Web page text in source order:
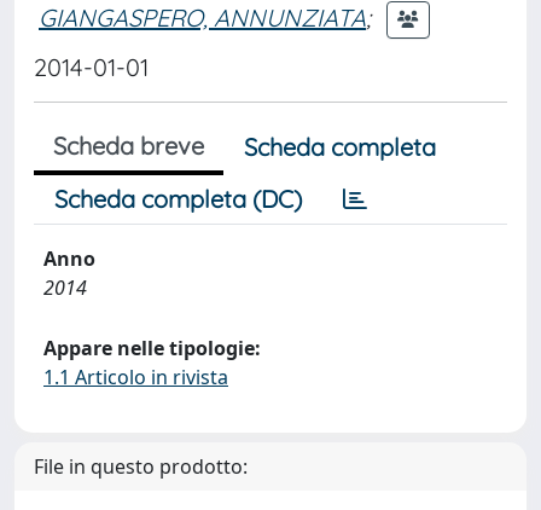
GIANGASPERO, ANNUNZIATA;
2014-01-01
Scheda breve
Scheda completa
Scheda completa (DC)
Anno
2014
Appare nelle tipologie:
1.1 Articolo in rivista
File in questo prodotto: